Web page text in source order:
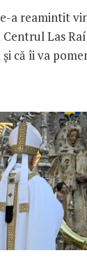
a reamintit
Las
că îi va